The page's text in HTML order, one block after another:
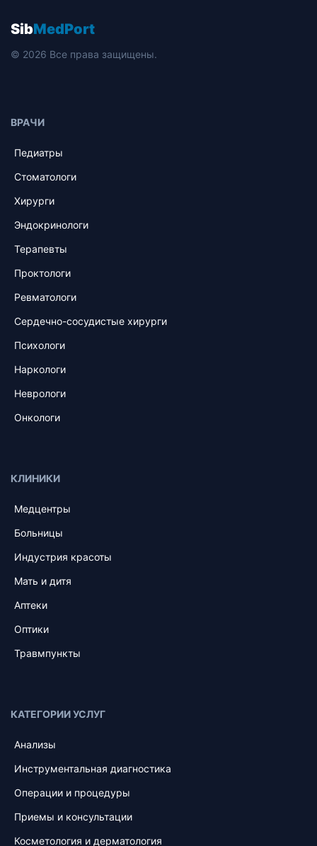
SibMedPort
© 2026 Все права защищены.
ВРАЧИ
Педиатры
Стоматологи
Хирурги
Эндокринологи
Терапевты
Проктологи
Ревматологи
Сердечно-сосудистые хирурги
Психологи
Наркологи
Неврологи
Онкологи
КЛИНИКИ
Медцентры
Больницы
Индустрия красоты
Мать и дитя
Аптеки
Оптики
Травмпункты
КАТЕГОРИИ УСЛУГ
Анализы
Инструментальная диагностика
Операции и процедуры
Приемы и консультации
Косметология и дерматология